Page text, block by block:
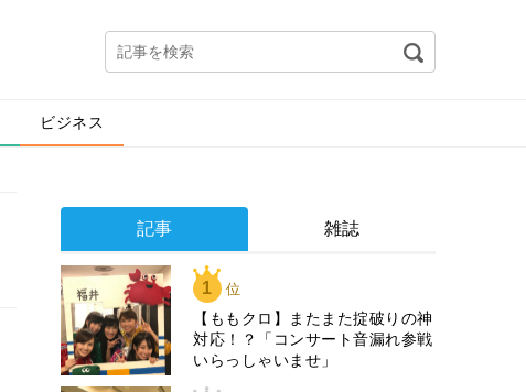
ビジネス
記事 雑誌
1 位
【ももクロ】またまた掟破りの神
対応！？「コンサート音漏れ参戦
いらっしゃいませ」